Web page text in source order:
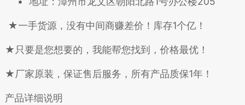
★一手货源，没有中间商赚差价！库存1个亿！
★只要是您想要的，我能帮您找到，价格最优！
★厂家原装，保证售后服务，所有产品质保1年！
产品详细说明